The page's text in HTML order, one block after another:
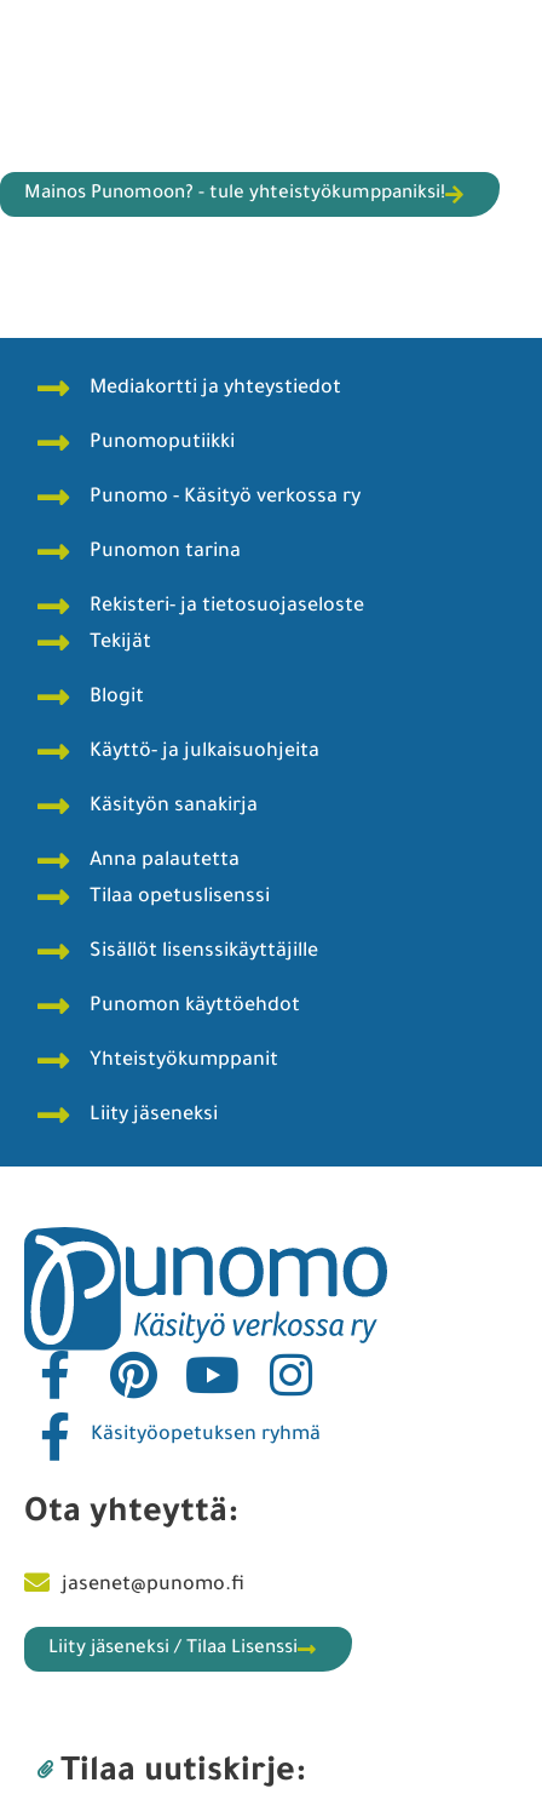
Mainos Punomoon? - tule yhteistyökumppaniksi!
Mediakortti ja yhteystiedot
Punomoputiikki
Punomo - Käsityö verkossa ry
Punomon tarina
Rekisteri- ja tietosuojaseloste
Tekijät
Blogit
Käyttö- ja julkaisuohjeita
Käsityön sanakirja
Anna palautetta
Tilaa opetuslisenssi
Sisällöt lisenssikäyttäjille
Punomon käyttöehdot
Yhteistyökumppanit
Liity jäseneksi
Käsityöopetuksen ryhmä
Ota yhteyttä:
jasenet@punomo.fi
Liity jäseneksi / Tilaa Lisenssi
Tilaa uutiskirje: